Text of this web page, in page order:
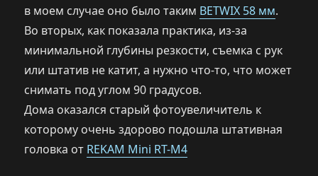
в моем случае оно было таким BETWIX 58 мм.
Во вторых, как показала практика, из-за
минимальной глубины резкости, съемка с рук
или штатив не катит, а нужно что-то, что может
снимать под углом 90 градусов.
Дома оказался старый фотоувеличитель к
которому очень здорово подошла штативная
головка от REKAM Mini RT-M4